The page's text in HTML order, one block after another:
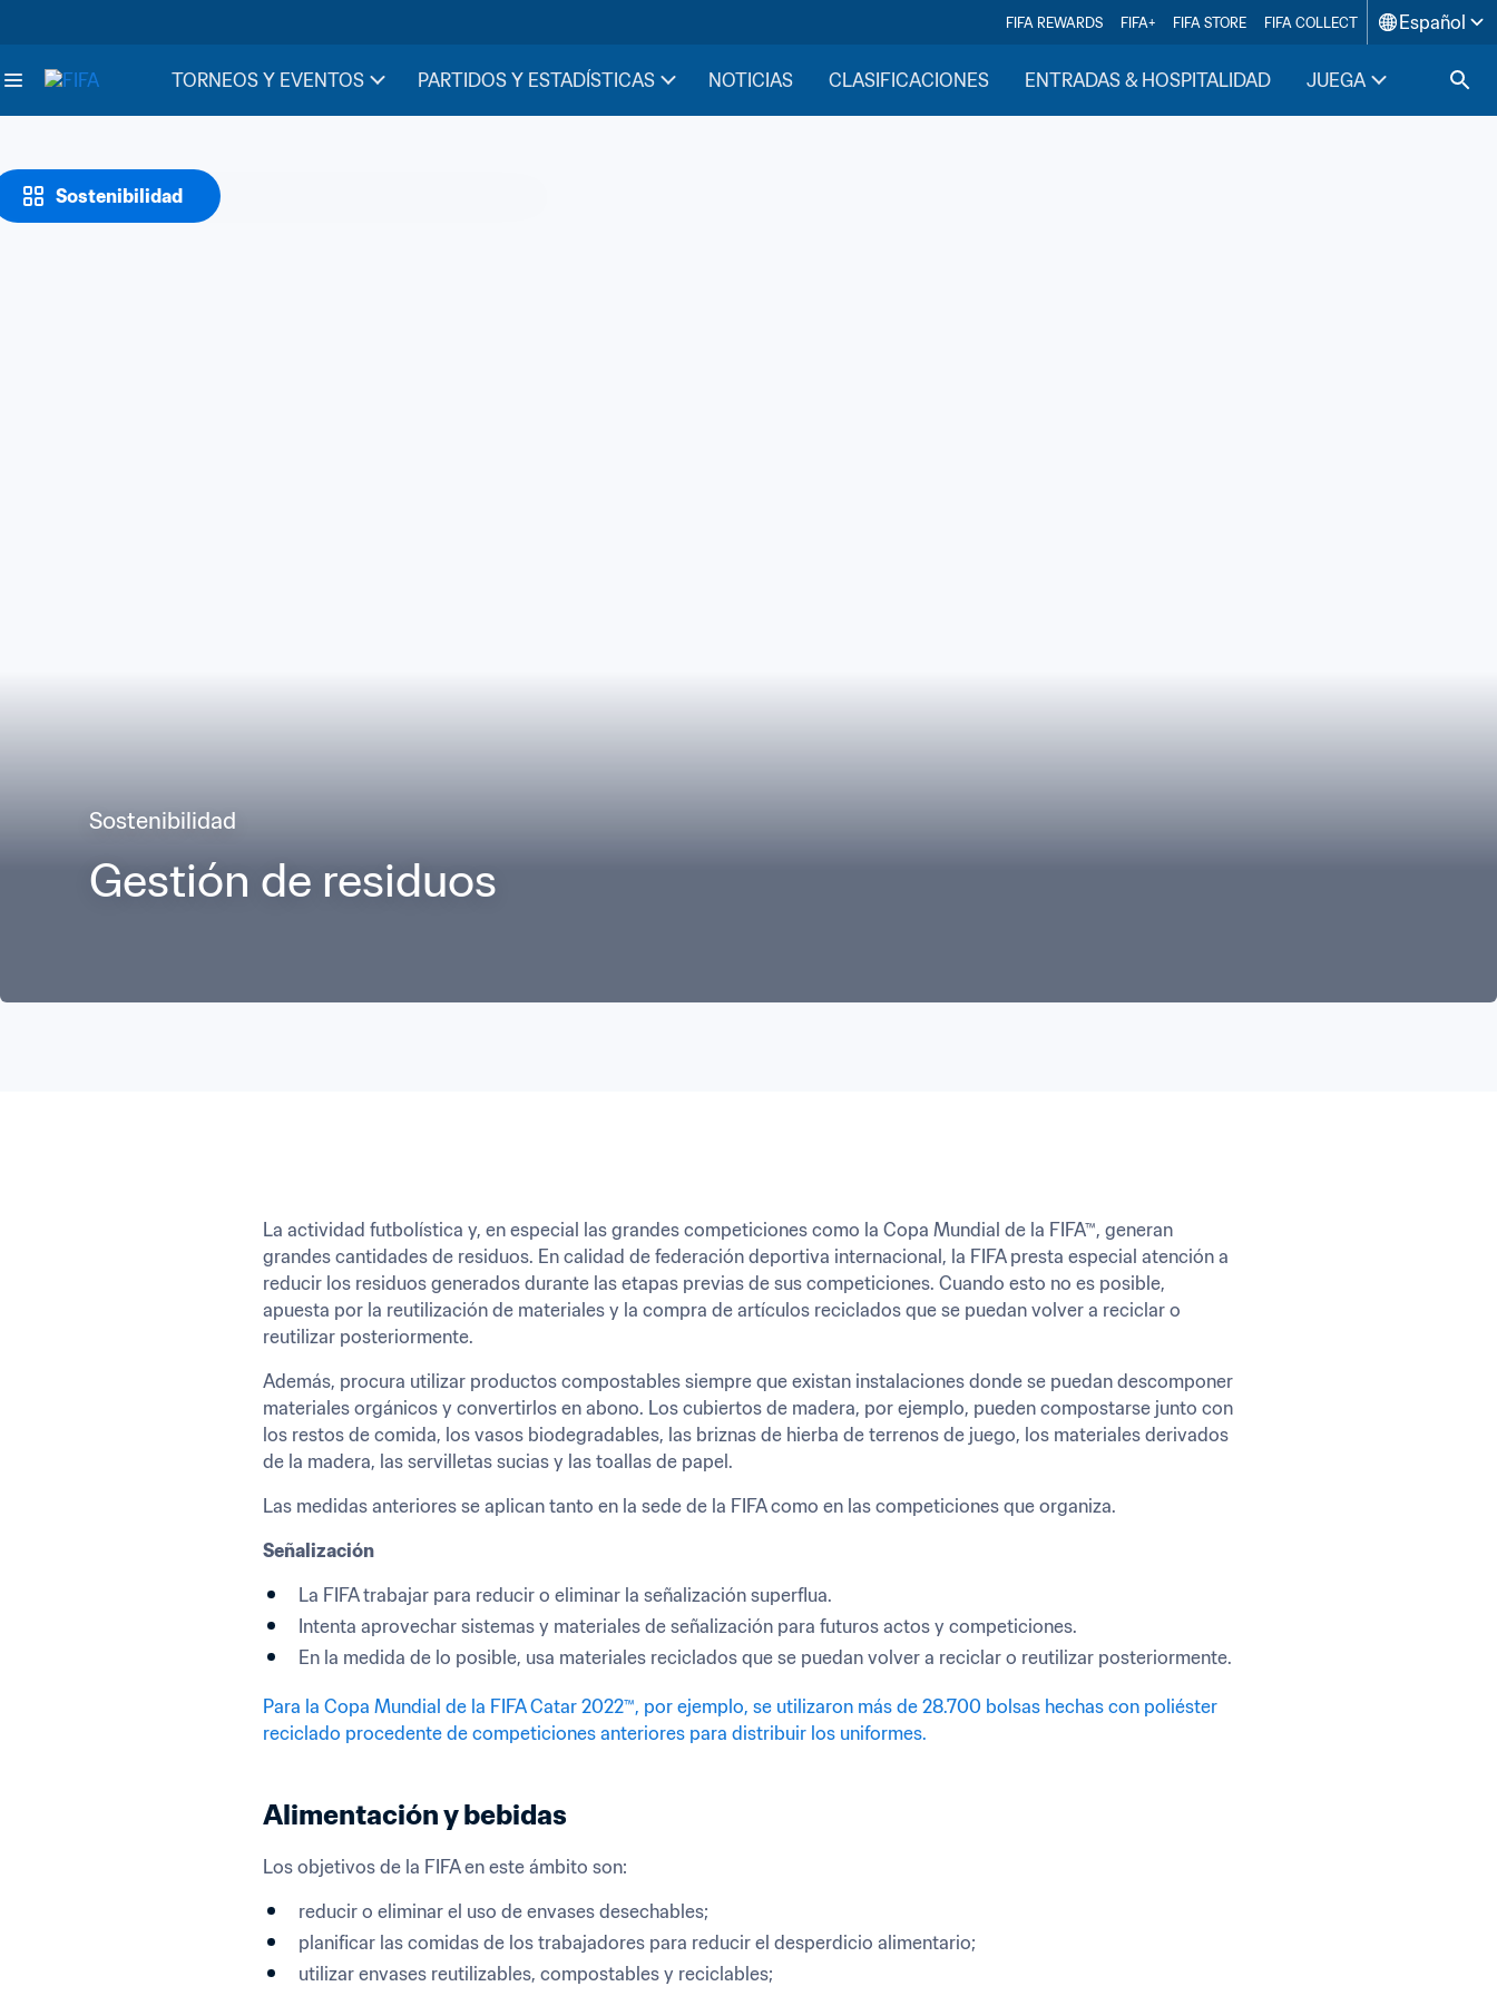
FIFA REWARDS FIFA+ FIFA STORE FIFA COLLECT Español
TORNEOS Y EVENTOS PARTIDOS Y ESTADÍSTICAS NOTICIAS CLASIFICACIONES ENTRADAS & HOSPITALIDAD JUEGA INSIDE
Sostenibilidad
Sostenibilidad
Gestión de residuos
La actividad futbolística y, en especial las grandes competiciones como la Copa Mundial de la FIFA™, generan
grandes cantidades de residuos. En calidad de federación deportiva internacional, la FIFA presta especial atención a
reducir los residuos generados durante las etapas previas de sus competiciones. Cuando esto no es posible,
apuesta por la reutilización de materiales y la compra de artículos reciclados que se puedan volver a reciclar o
reutilizar posteriormente.
Además, procura utilizar productos compostables siempre que existan instalaciones donde se puedan descomponer
materiales orgánicos y convertirlos en abono. Los cubiertos de madera, por ejemplo, pueden compostarse junto con
los restos de comida, los vasos biodegradables, las briznas de hierba de terrenos de juego, los materiales derivados
de la madera, las servilletas sucias y las toallas de papel.
Las medidas anteriores se aplican tanto en la sede de la FIFA como en las competiciones que organiza.
Señalización
La FIFA trabajar para reducir o eliminar la señalización superflua.
Intenta aprovechar sistemas y materiales de señalización para futuros actos y competiciones.
En la medida de lo posible, usa materiales reciclados que se puedan volver a reciclar o reutilizar posteriormente.
Para la Copa Mundial de la FIFA Catar 2022™, por ejemplo, se utilizaron más de 28.700 bolsas hechas con poliéster
reciclado procedente de competiciones anteriores para distribuir los uniformes.
Alimentación y bebidas
Los objetivos de la FIFA en este ámbito son:
reducir o eliminar el uso de envases desechables;
planificar las comidas de los trabajadores para reducir el desperdicio alimentario;
utilizar envases reutilizables, compostables y reciclables;